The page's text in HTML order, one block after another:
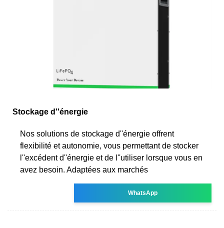
Stockage d''énergie
Nos solutions de stockage d''énergie offrent
flexibilité et autonomie, vous permettant de stocker
l''excédent d''énergie et de l''utiliser lorsque vous en
avez besoin. Adaptées aux marchés
WhatsApp